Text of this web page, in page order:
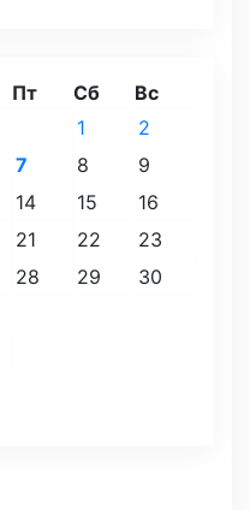
Пт Сб Вс
1
2
7 8
9
14 15
16
21 22
23
28 29
30